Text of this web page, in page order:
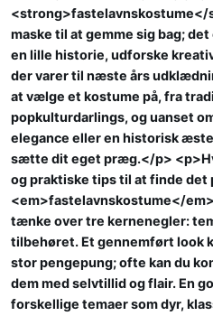
<strong>fastelavnskostume</
maske til at gemme sig bag;
en lille historie, udforske
der varer til næste års
at vælge et kostume på, fra
popkulturdarlings, og uanset
elegance eller en historisk
sætte dit eget præg.</p>
og praktiske tips til at finde det
<em>fastelavnskostume</
tænke over tre kernenegler:
tilbehøret. Et gennemført look
stor pengepung; ofte kan du
dem med selvtillid og flair. En
forskellige temaer som dyr,